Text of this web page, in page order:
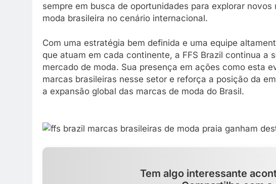
sempre em busca de oportunidades para explorar
moda brasileira no cenário internacional.
Com uma estratégia bem definida e uma equipe
que atuam em cada continente, a FFS Brazil continua a
mercado de moda. Sua presença em ações como esta
marcas brasileiras nesse setor e reforça a posição da
a expansão global das marcas de moda do Brasil.
Tem algo interessante